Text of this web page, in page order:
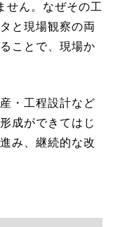
せん。なぜその工
と現場観察の両
ことで、現場か
・工程設計など
成ができてはじ
み、継続的な改